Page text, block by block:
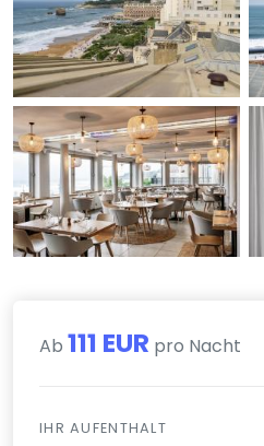
Ab 111 EUR pro Nacht
IHR AUFENTHALT